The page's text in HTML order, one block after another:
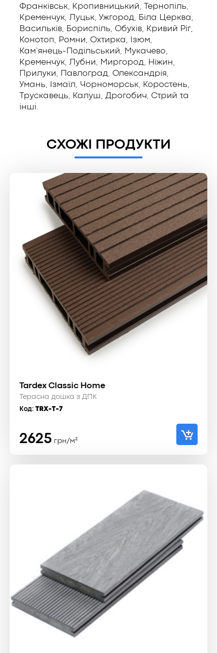
Франківськ, Кропивницький, Тернопіль,
Кременчук, Луцьк, Ужгород, Біла Церква,
Васильків, Бориспіль, Обухів, Кривий Ріг,
Конотоп, Ромни, Охтирка, Ізюм,
Кам’янець-Подільський, Мукачево,
Кременчук, Лубни, Миргород, Ніжин,
Прилуки, Павлоград, Олександрія,
Умань, Ізмаїл, Чорноморськ, Коростень,
Трускавець, Калуш, Дрогобич, Стрий та
інші.
СХОЖІ ПРОДУКТИ
Tardex Classic Home
Терасна дошка з ДПК
Код: TRX-T-7
2625 грн/м²